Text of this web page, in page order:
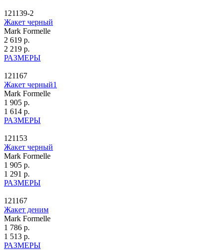
121139-2
Жакет черный
Mark Formelle
2 619 р.
2 219 р.
РАЗМЕРЫ
121167
Жакет черный1
Mark Formelle
1 905 р.
1 614 р.
РАЗМЕРЫ
121153
Жакет черный
Mark Formelle
1 905 р.
1 291 р.
РАЗМЕРЫ
121167
Жакет деним
Mark Formelle
1 786 р.
1 513 р.
РАЗМЕРЫ